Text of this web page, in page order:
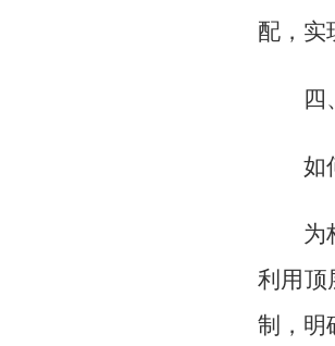
配，实
四
如
为
利用顶
制，明